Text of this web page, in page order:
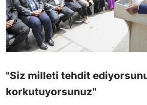
"Siz milleti tehdit
korkutuyorsunuz"